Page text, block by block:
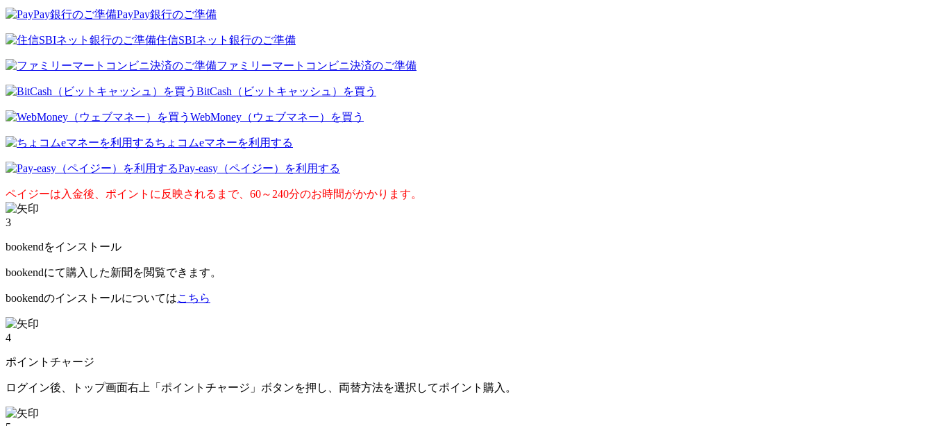
PayPay銀行のご準備
住信SBIネット銀行のご準備
ファミリーマートコンビニ決済のご準備
BitCash（ビットキャッシュ）を買う
WebMoney（ウェブマネー）を買う
ちょコムeマネーを利用する
Pay-easy（ペイジー）を利用する
ペイジーは入金後、ポイントに反映されるまで、60～240分のお時間がかかります。
3
bookendをインストール
bookendにて購入した新聞を閲覧できます。
bookendのインストールについてはこちら
4
ポイントチャージ
ログイン後、トップ画面右上「ポイントチャージ」ボタンを押し、両替方法を選択してポイント購入。